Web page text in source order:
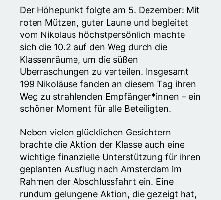
Der Höhepunkt folgte am 5. Dezember: Mit
roten Mützen, guter Laune und begleitet
vom Nikolaus höchstpersönlich machte
sich die 10.2 auf den Weg durch die
Klassenräume, um die süßen
Überraschungen zu verteilen. Insgesamt
199 Nikoläuse fanden an diesem Tag ihren
Weg zu strahlenden Empfänger*innen – ein
schöner Moment für alle Beteiligten.
Neben vielen glücklichen Gesichtern
brachte die Aktion der Klasse auch eine
wichtige finanzielle Unterstützung für ihren
geplanten Ausflug nach Amsterdam im
Rahmen der Abschlussfahrt ein. Eine
rundum gelungene Aktion, die gezeigt hat,